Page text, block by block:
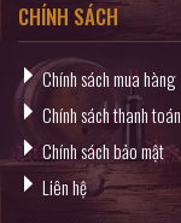
CHÍNH SÁCH
Chính sách mua hàng
Chính sách thanh toán
Chính sách bảo mật
Liên hệ